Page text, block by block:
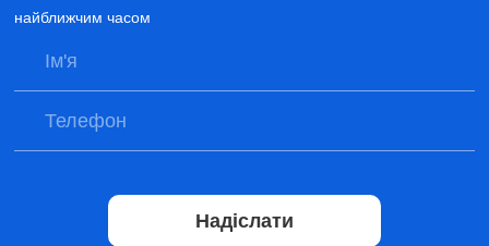
найближчим часом
Надіслати